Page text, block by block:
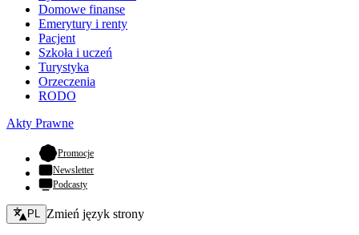
Domowe finanse
Emerytury i renty
Pacjent
Szkoła i uczeń
Turystyka
Orzeczenia
RODO
Akty Prawne
Promocje- otwiera się w nowej karcie
Newsletter
Podcasty
Zmień język - bieżący:
PL Zmień język strony